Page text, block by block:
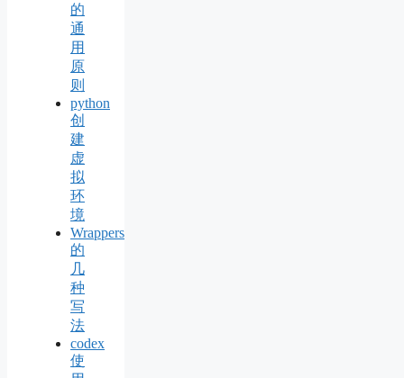
的
通
用
原
则
python
创
建
虚
拟
环
境
Wrappers
的
几
种
写
法
codex
使